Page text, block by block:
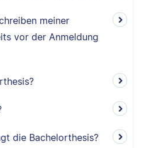
meiner
vor der Anmeldung
die Bachelorthesis?